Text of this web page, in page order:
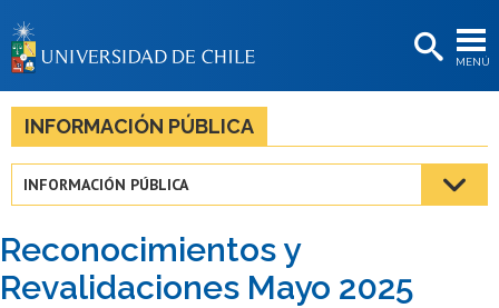
MENÚ
BIBLIOTECAS
LA UNIVERSIDAD
Estudiantes
Académicas/os
Funcionarias/os
INFORMACIÓN PÚBLICA
INFORMACIÓN PÚBLICA
Reconocimientos y
Revalidaciones Mayo 2025